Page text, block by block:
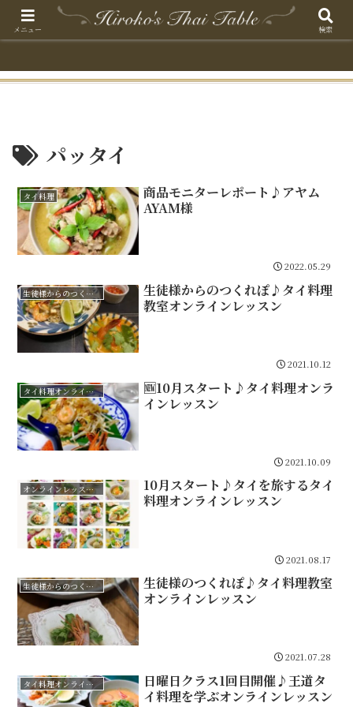
パッタイ
タイ料理
商品モニターレポート♪アヤム
AYAM様
2022.05.29
生徒様からのつくれぽ
生徒様からのつくれぽ♪タイ料理
教室オンラインレッスン
2021.10.12
タイ料理オンラインレッスン
🆕10月スタート♪タイ料理オンラ
インレッスン
2021.10.09
オンラインレッスンのご案内
10月スタート♪タイを旅するタイ
料理オンラインレッスン
2021.08.17
生徒様からのつくれぽ
生徒様のつくれぽ♪タイ料理教室
オンラインレッスン
2021.07.28
タイ料理オンラインレッスン
日曜日クラス1回目開催♪王道タ
イ料理を学ぶオンラインレッスン
メニュー 検索